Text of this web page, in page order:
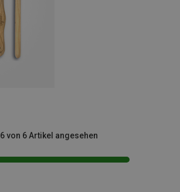
6 von 6 Artikel angesehen